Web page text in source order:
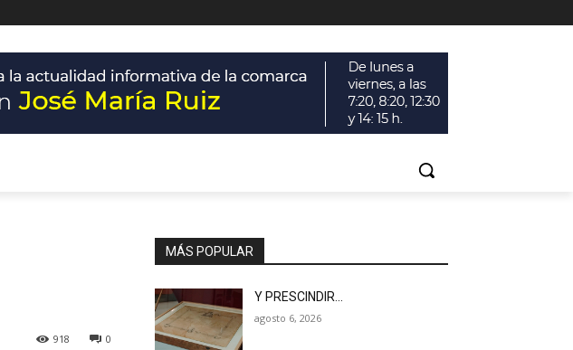
0
918
MÁS POPULAR
Y PRESCINDIR…
agosto 6, 2026